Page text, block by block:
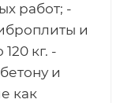
работ; -
и
кг. -
и
как